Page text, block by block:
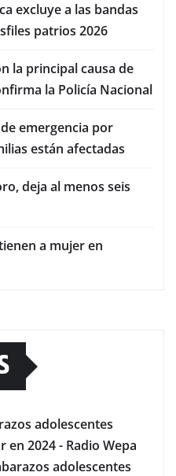
excluye a las bandas
patrios 2026
la principal causa de
la Policía Nacional
emergencia por
están afectadas
deja al menos seis
a mujer en
adolescentes
2024 - Radio Wepa
adolescentes